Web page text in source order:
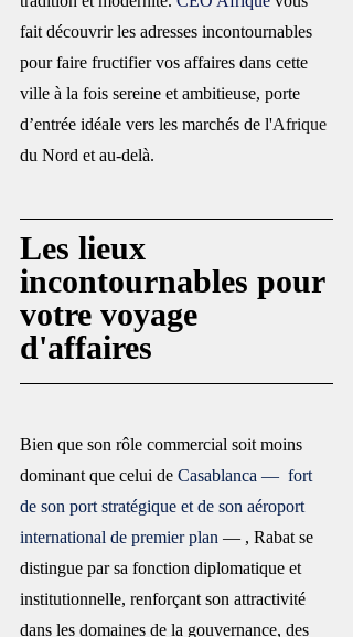
fait découvrir les adresses incontournables
pour faire fructifier vos affaires dans cette
ville à la fois sereine et ambitieuse, porte
d’entrée idéale vers les marchés de l'Afrique
du Nord et au-delà.
Les lieux
incontournables pour
votre voyage
d'affaires
Bien que son rôle commercial soit moins
dominant que celui de Casablanca —  fort
de son port stratégique et de son aéroport
international de premier plan — , Rabat se
distingue par sa fonction diplomatique et
institutionnelle, renforçant son attractivité
dans les domaines de la gouvernance, des